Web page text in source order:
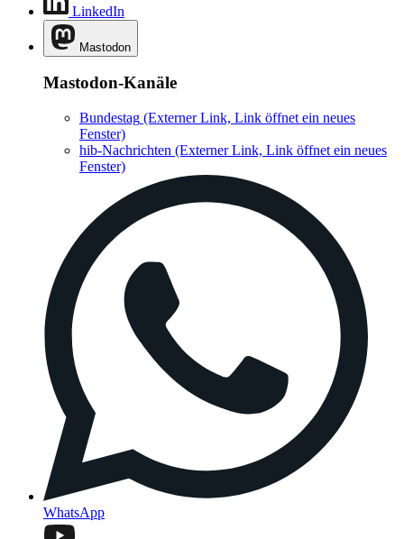
LinkedIn
Mastodon
Mastodon-Kanäle
Bundestag (Externer Link, Link öffnet ein neues
Fenster)
hib-Nachrichten (Externer Link, Link öffnet ein neues
Fenster)
WhatsApp